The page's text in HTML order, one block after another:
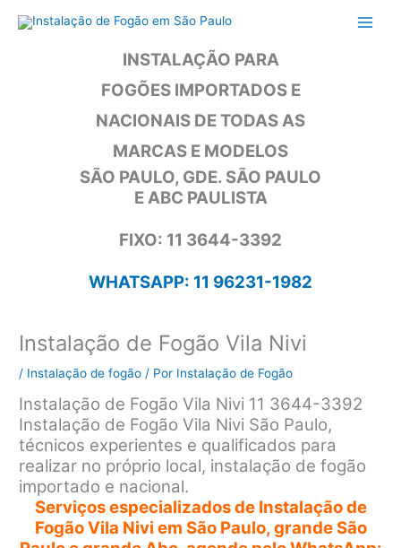
para
INSTALAÇÃO PARA
FOGÕES IMPORTADOS E
NACIONAIS DE TODAS AS
MARCAS E MODELOS
SÃO PAULO, GDE. SÃO PAULO
E ABC PAULISTA
FIXO: 11 3644-3392
WHATSAPP: 11 96231-1982
Instalação de Fogão Vila Nivi
/ Instalação de fogão / Por Instalação de Fogão
Instalação de Fogão Vila Nivi 11 3644-3392
Instalação de Fogão Vila Nivi São Paulo,
técnicos experientes e qualificados para
realizar no próprio local, instalação de fogão
importado e nacional.
Serviços especializados de Instalação de
Fogão Vila Nivi em São Paulo, grande São